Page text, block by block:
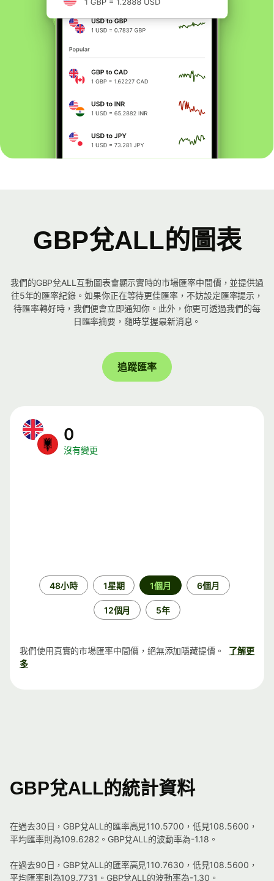
GBP兌ALL的圖表
我們的GBP兌ALL互動圖表會顯示實時的市場匯率中間價，並提供過
往5年的匯率紀錄。如果你正在等待更佳匯率，不妨設定匯率提示，
待匯率轉好時，我們便會立即通知你。此外，你更可透過我們的每
日匯率摘要，隨時掌握最新消息。
追蹤匯率
0
沒有變更
48小時 1星期 1個月 6個月
12個月 5年
我們使用真實的市場匯率中間價，絕無添加隱藏提價。
了解更
多
GBP兌ALL的統計資料
在過去30日，GBP兌ALL的匯率高見110.5700，低見108.5600，
平均匯率則為109.6282。GBP兌ALL的波動率為-1.18。
在過去90日，GBP兌ALL的匯率高見110.7630，低見108.5600，
平均匯率則為109.7731。GBP兌ALL的波動率為-1.30。